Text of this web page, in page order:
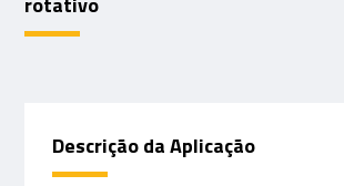
Descrição da Aplicação